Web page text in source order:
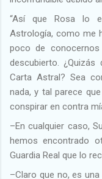
“Así que Rosa lo
Astrología, como me
poco de
descubierto.
Carta Astral? Sea
nada, y tal parece
conspirar en contra
–En cualquier caso,
hemos encontrado
Guardia Real que lo
–Claro que no, es